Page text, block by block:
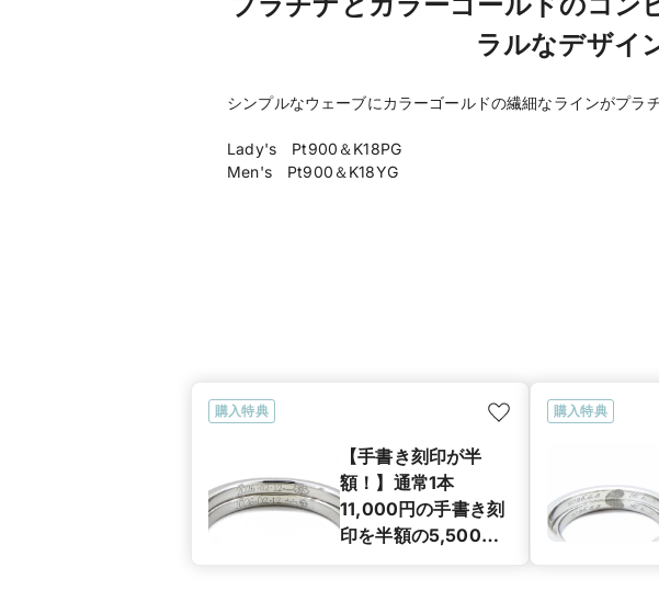
ラルなデザイ
シンプルなウェーブにカラーゴールドの繊細なラインがプラ
Lady's Pt900＆K18PG
Men's Pt900＆K18YG
購入特典
【手書き刻印が半
額！】通常1本
11,000円の手書き刻
印を半額の5,500円
購入特典